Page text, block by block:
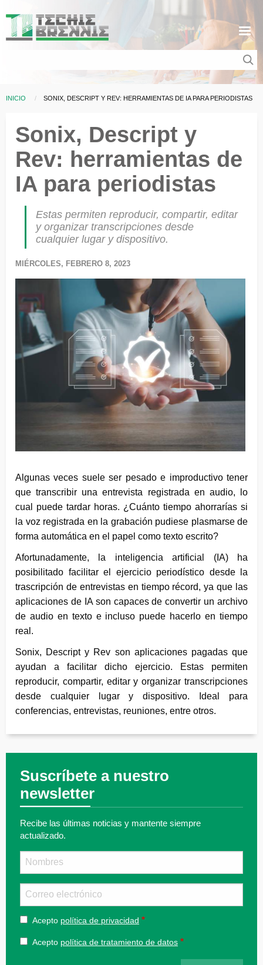
Sobrescribir enlaces de ayuda a la navegación
INICIO CURRENT:
SONIX, DESCRIPT Y REV: HERRAMIENTAS DE IA PARA PERIODISTAS
Sonix, Descript y
Rev: herramientas de
IA para periodistas
Estas permiten reproducir, compartir, editar
y organizar transcripciones desde
cualquier lugar y dispositivo.
MIÉRCOLES, FEBRERO 8, 2023
Algunas veces suele ser pesado e improductivo tener
que transcribir una entrevista registrada en audio, lo
cual puede tardar horas. ¿Cuánto tiempo ahorrarías si
la voz registrada en la grabación pudiese plasmarse de
forma automática en el papel como texto escrito?
Afortunadamente, la inteligencia artificial (IA) ha
posibilitado facilitar el ejercicio periodístico desde la
trascripción de entrevistas en tiempo récord, ya que las
aplicaciones de IA son capaces de convertir un archivo
de audio en texto e incluso puede hacerlo en tiempo
real.
Sonix, Descript y Rev son aplicaciones pagadas que
ayudan a facilitar dicho ejercicio. Estas permiten
reproducir, compartir, editar y organizar transcripciones
desde cualquier lugar y dispositivo. Ideal para
conferencias, entrevistas, reuniones, entre otros.
Suscríbete a nuestro
newsletter
Recibe las últimas noticias y mantente siempre
actualizado.
Acepto política de privacidad
Acepto política de tratamiento de datos